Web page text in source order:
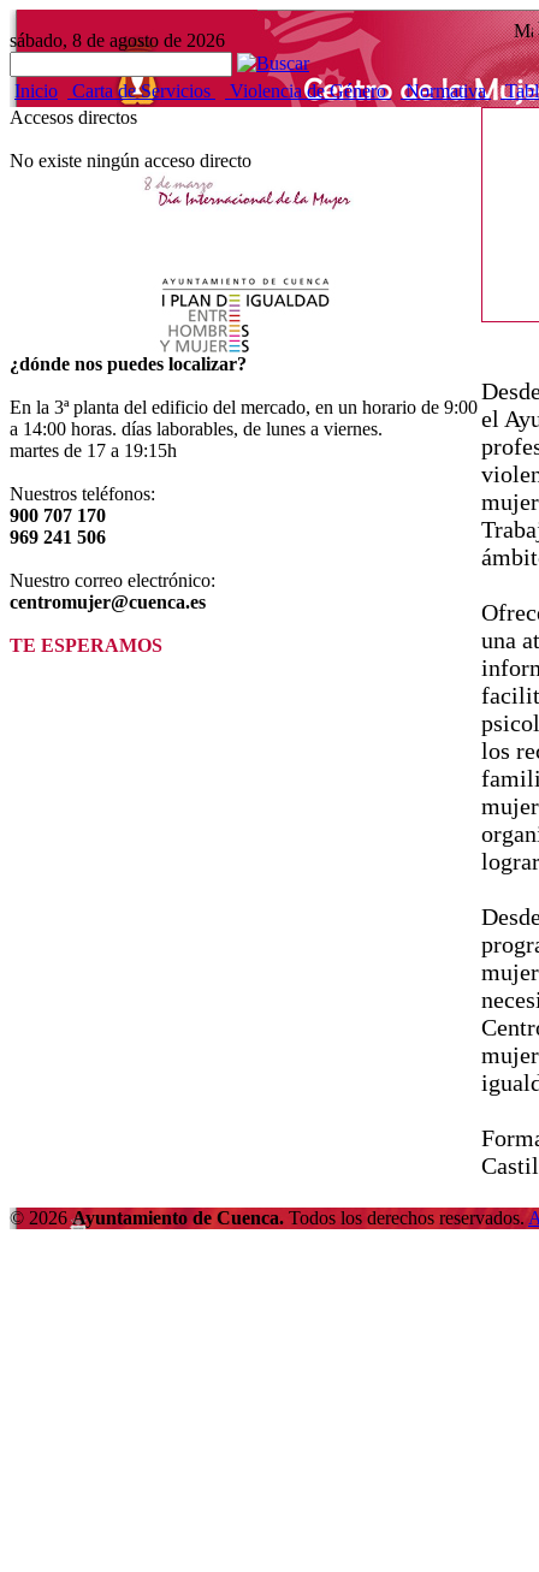
sábado, 8 de agosto de 2026
Inicio Carta de Servicios Violencia de Género Normativa
Accesos directos
No existe ningún acceso directo
¿dónde nos puedes localizar?
En la 3ª planta del edificio del mercado, en un horario de 9:00
a 14:00 horas. días laborables, de lunes a viernes.
martes de 17 a 19:15h
Nuestros teléfonos:
900 707 170
969 241 506
Nuestro correo electrónico:
centromujer@cuenca.es
TE ESPERAMOS
el
una
los
© 2026Ayuntamiento de Cuenca. Todos los derechos reservados.